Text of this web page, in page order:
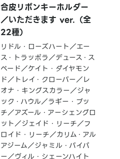
合皮リボンキーホルダー
／いただきます ver.（全
22種）
リドル・ローズハート／エー
ス・トラッポラ／デュース・ス
ペード／ケイト・ダイヤモン
ド／トレイ・クローバー／レ
オナ・キングスカラー／ジャ
ック・ハウル／ラギー・ブッ
チ／アズール・アーシェングロ
ット／ジェイド・リーチ／フ
ロイド・リーチ／カリム・アル
アジーム／ジャミル・バイパ
ー／ヴィル・シェーンハイト